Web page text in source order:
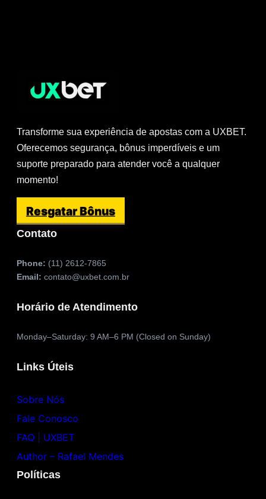
Transforme sua experiência de apostas com a UXBET.
Oferecemos segurança, bônus imperdíveis e um
suporte preparado para atender você a qualquer
momento!
Resgatar Bônus
Contato
Phone: (11) 2612-7865
Email: contato@uxbet.com.br
Horário de Atendimento
Monday–Saturday: 9 AM–6 PM (Closed on Sunday)
Links Úteis
Sobre Nós
Fale Conosco
FAQ | UXBET
Author – Rafael Mendes
Políticas